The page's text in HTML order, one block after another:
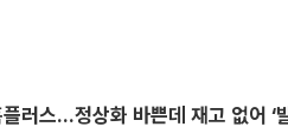
러스…정상화 바쁜데 재고 없어 ‘